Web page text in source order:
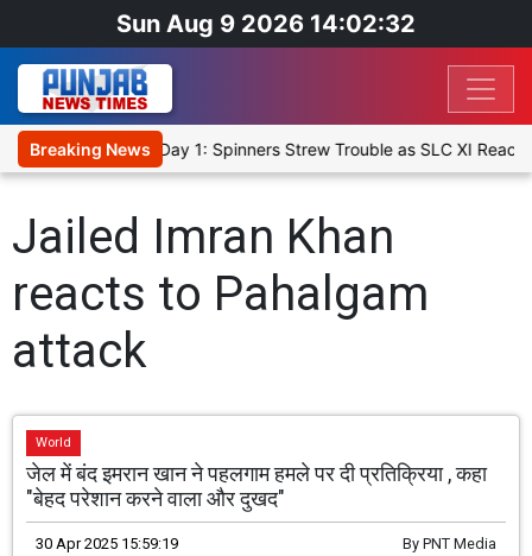
Sun Aug 9 2026 14:02:32
Breaking News
Warm-Up Match Day 1: Spinners Strew Trouble as SLC XI Reach
Jailed Imran Khan
reacts to Pahalgam
attack
World
जेल में बंद इमरान खान ने पहलगाम हमले पर दी प्रतिक्रिया , कहा
"बेहद परेशान करने वाला और दुखद"
30 Apr 2025 15:59:19 By PNT Media